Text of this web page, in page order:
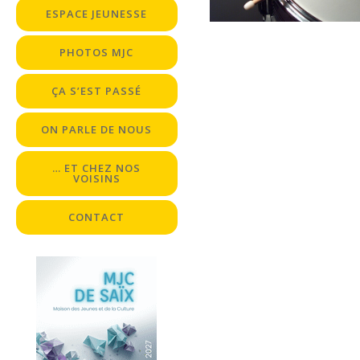
ESPACE JEUNESSE
PHOTOS MJC
ÇA S’EST PASSÉ
ON PARLE DE NOUS
… ET CHEZ NOS
VOISINS
CONTACT